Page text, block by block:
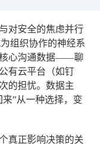
对安全的焦虑并行
组织协作的神经系
核心沟通数据——聊
有云平台（如钉
的担忧。数据主
”从一种选择，变
真正影响决策的关